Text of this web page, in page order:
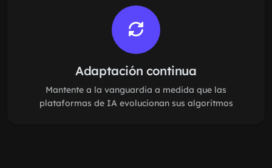
Adaptación continua
Mantente a la vanguardia a medida que las
plataformas de IA evolucionan sus algoritmos